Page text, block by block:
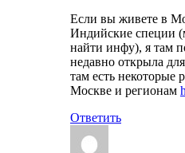
Если вы живете в
Индийские специи
найти инфу), я там
недавно открыла
там есть некоторые
Москве и регионам
Ответить